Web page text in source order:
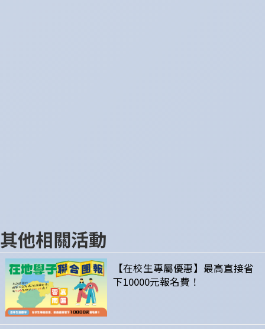
其他相關活動
【在校生專屬優惠】最高直接省
下10000元報名費！